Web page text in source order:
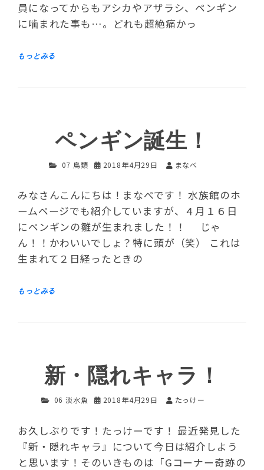
員になってからもアシカやアザラシ、ペンギン
に噛まれた事も…。どれも超絶痛かっ
ペンギン誕生！
07 鳥類 2018年4月29日 まなべ
みなさんこんにちは！まなべです！ 水族館のホ
ームページでも紹介していますが、４月１６日
にペンギンの雛が生まれました！！ じゃ
ん！！かわいいでしょ？特に頭が（笑） これは
生まれて２日経ったときの
新・隠れキャラ！
06 淡水魚 2018年4月29日 たっけー
お久しぶりです！たっけーです！ 最近発見した
『新・隠れキャラ』について今日は紹介しよう
と思います！そのいきものは「Gコーナー奇跡の